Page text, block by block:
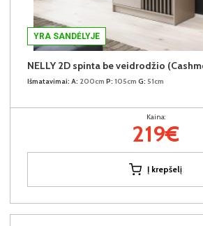
YRA SANDĖLYJE
NELLY 2D spinta be veidrodžio
Išmatavimai: A: 200cm P: 105cm G: 51cm
Kaina:
219€
Į krepšelį